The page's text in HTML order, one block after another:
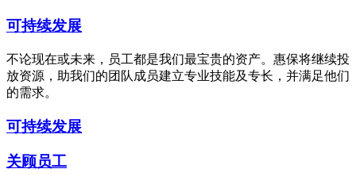
可持续发展
不论现在或未来，员工都是我们最宝贵的资产。惠保将继续投
放资源，助我们的团队成员建立专业技能及专长，并满足他们
的需求。
可持续发展
关顾员工